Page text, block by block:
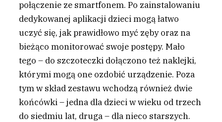
połączenie ze smartfonem. Po zainstalowaniu
dedykowanej aplikacji dzieci mogą łatwo
uczyć się, jak prawidłowo myć zęby oraz na
bieżąco monitorować swoje postępy. Mało
tego – do szczoteczki dołączono też naklejki,
którymi mogą one ozdobić urządzenie. Poza
tym w skład zestawu wchodzą również dwie
końcówki – jedna dla dzieci w wieku od trzech
do siedmiu lat, druga – dla nieco starszych.